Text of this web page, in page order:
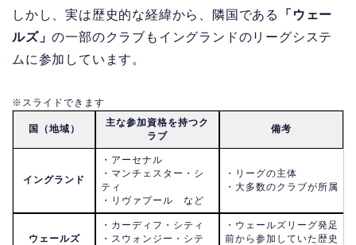
しかし、実は歴史的な経緯から、隣国である
「ウェー
ルズ」の一部のクラブもイングランドのリーグシステ
ムに参加しています。
※スライドできます
国（地域）
主な参加資格を持つク
ラブ
備考
イングランド
・アーセナル
・マンチェスター・シ
ティ
・リヴァプール など
・リーグの主体
・大多数のクラブが所属
ウェールズ
・カーディフ・シティ
・スウォンジー・シテ
・ウェールズリーグ発足
前から参加していた歴史